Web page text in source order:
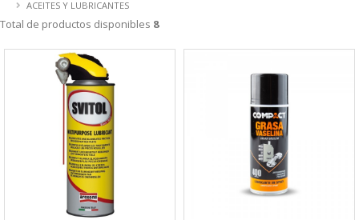
ACEITES Y LUBRICANTES
Total de productos disponibles 8